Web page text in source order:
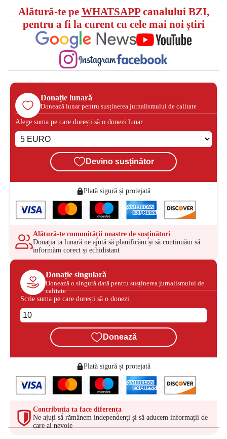
Alătură-te pe WHATSAPPcanalului BZI,
pentru a fi la curent cu cele mai noi știri
Donație lunară
Donează lunar pentru susținerea jurnalismului de calitate
Alege suma pe care dorești să o donezi lunar
Devino susținător
Plată sigură și protejată
Alătură-te comunității noastre de susținători
Donația ta lunară ne ajută să planificăm și să continuăm să
informăm corect și echidistant
Donație singulară
Donează o singură dată pentru susținerea jurnalismului de
calitate
Scrie suma pe care dorești să o donezi
Donează
Plată sigură și protejată
Contribuția ta face diferența
Ne ajuți să rămânem independenți și să aducem informații de
care ai nevoie